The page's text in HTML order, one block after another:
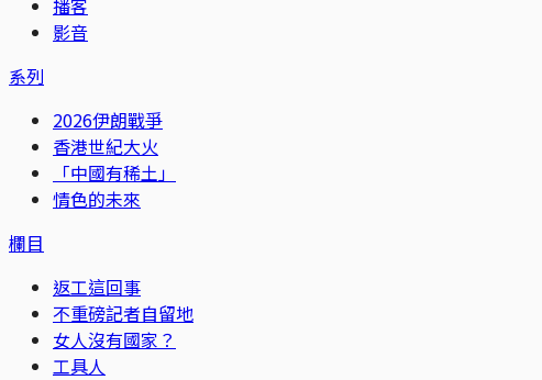
播客
影音
系列
2026伊朗戰爭
香港世紀大火
「中國有稀土」
情色的未來
欄目
返工這回事
不重磅記者自留地
女人沒有國家？
工具人